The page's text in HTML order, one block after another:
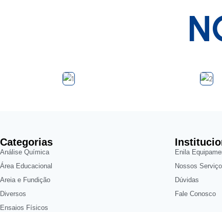
Categorias
Análise Química
Área Educacional
Areia e Fundição
Diversos
Ensaios Físicos
Enila
Nossos
Dúvidas
Fale Conosco